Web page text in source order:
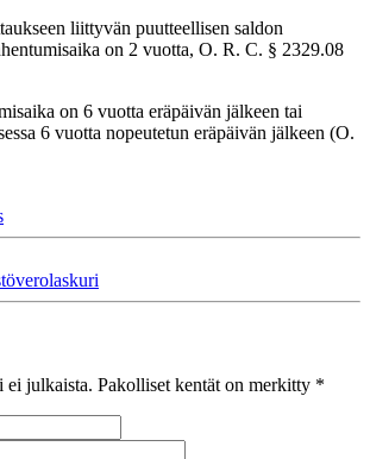
liittyvän puutteellisen saldon
on 2 vuotta, O. R. C. § 2329.08
on 6 vuotta eräpäivän jälkeen tai
6 vuotta nopeutetun eräpäivän jälkeen (O.
ei julkaista. Pakolliset kentät on merkitty *